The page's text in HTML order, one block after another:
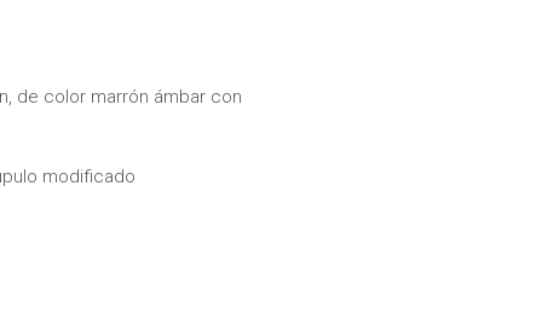
de color marrón ámbar con
modificado